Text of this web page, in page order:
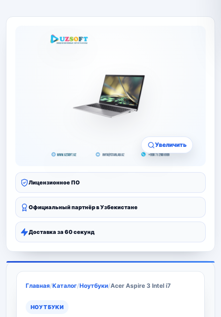
Увеличить
Лицензионное ПО
Официальный партнёр в Узбекистане
Доставка за 60 секунд
Главная/Каталог/Ноутбуки/Acer Aspire 3 Intel i7
НОУТБУКИ